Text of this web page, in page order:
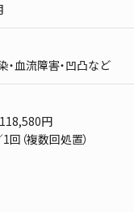
・血流障害・凹凸など
円
（複数回処置）